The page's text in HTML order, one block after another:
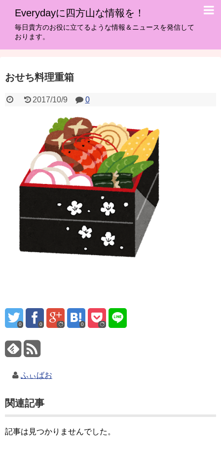
Everydayに四方山な情報を！
毎日貴方のお役に立てるような情報＆ニュースを発信して
おります。
おせち料理重箱
2017/10/9 0
0 0 0
ふぃばお
関連記事
記事は見つかりませんでした。